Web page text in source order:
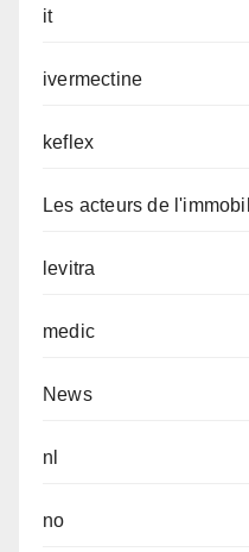
it
ivermectine
keflex
Les acteurs de
levitra
medic
News
nl
no